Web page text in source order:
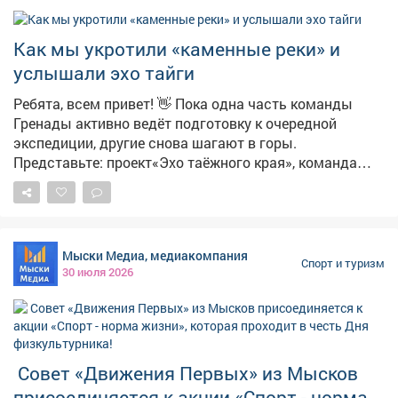
Как мы укротили «каменные реки» и
услышали эхо тайги
Ребята, всем привет! 👋 Пока одна часть команды
Гренады активно ведёт подготовку к очередной
экспедиции, другие снова шагают в горы.
Представьте: проект«Эхо таёжного края», команда
отважных юных туристов под присмотром настоящих
гуру-походников Ертышовой С.В. и Стригунова С В.и
Казыр- мощная, полноводная артерия, самый
крупный приток Томи, и её своенравный сосед -
речкаСургас. Места там просто дух захватывают! 🏔️
Это вам не по парку прогуляться. Мы прошли около60
километров! И каждый из них был испытанием. Что
такое курумники? 😅 О, это отдельная песня!
Представьте себе гигантскую каменную реку, которая
застыла миллионы лет назад прямо посреди тайги.
Мыски Медиа, медиакомпания
30 июля 2026
Спорт и туризм
Совет «Движения Первых» из Мысков